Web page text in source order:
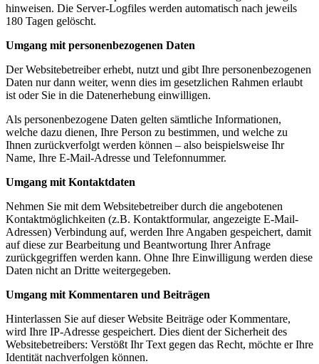
hinweisen. Die Server-Logfiles werden automatisch nach jeweils
180 Tagen gelöscht.
Umgang mit personenbezogenen Daten
Der Websitebetreiber erhebt, nutzt und gibt Ihre personenbezogenen
Daten nur dann weiter, wenn dies im gesetzlichen Rahmen erlaubt
ist oder Sie in die Datenerhebung einwilligen.
Als personenbezogene Daten gelten sämtliche Informationen,
welche dazu dienen, Ihre Person zu bestimmen, und welche zu
Ihnen zurückverfolgt werden können – also beispielsweise Ihr
Name, Ihre E-Mail-Adresse und Telefonnummer.
Umgang mit Kontaktdaten
Nehmen Sie mit dem Websitebetreiber durch die angebotenen
Kontaktmöglichkeiten (z.B. Kontaktformular, angezeigte E-Mail-
Adressen) Verbindung auf, werden Ihre Angaben gespeichert, damit
auf diese zur Bearbeitung und Beantwortung Ihrer Anfrage
zurückgegriffen werden kann. Ohne Ihre Einwilligung werden diese
Daten nicht an Dritte weitergegeben.
Umgang mit Kommentaren und Beiträgen
Hinterlassen Sie auf dieser Website Beiträge oder Kommentare,
wird Ihre IP-Adresse gespeichert. Dies dient der Sicherheit des
Websitebetreibers: Verstößt Ihr Text gegen das Recht, möchte er Ihre
Identität nachverfolgen können.